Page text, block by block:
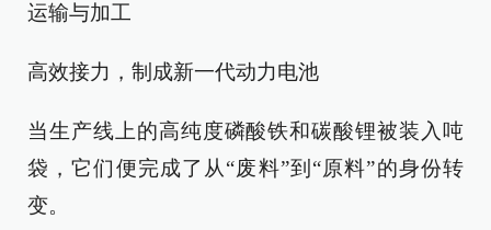
运输与加工
高效接力，制成新一代动力电池
当生产线上的高纯度磷酸铁和碳酸锂被装入吨
袋，它们便完成了从“废料”到“原料”的身份转
变。